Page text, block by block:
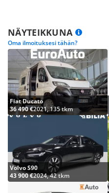
NÄYTEIKKUNA
Oma ilmoituksesi tähän?
Fiat Ducato
36 490 €2021, 135 tkm
Volvo S90
43 900 €2024, 42 tkm